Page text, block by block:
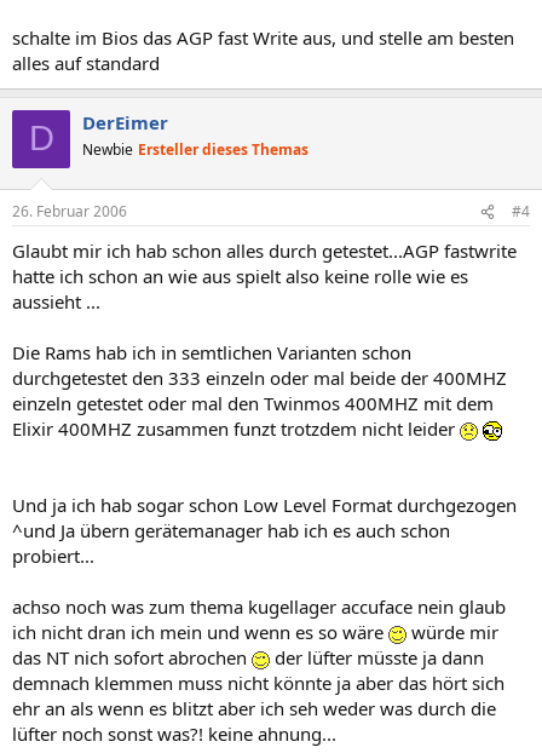
schalte im Bios das AGP fast Write aus, und stelle am besten
alles auf standard
D DerEimer
Newbie Ersteller dieses Themas
26. Februar 2006 #4
Glaubt mir ich hab schon alles durch getestet...AGP fastwrite
hatte ich schon an wie aus spielt also keine rolle wie es
aussieht ...
Die Rams hab ich in semtlichen Varianten schon
durchgetestet den 333 einzeln oder mal beide der 400MHZ
einzeln getestet oder mal den Twinmos 400MHZ mit dem
Elixir 400MHZ zusammen funzt trotzdem nicht leider
Und ja ich hab sogar schon Low Level Format durchgezogen
^und Ja übern gerätemanager hab ich es auch schon
probiert...
achso noch was zum thema kugellager accuface nein glaub
ich nicht dran ich mein und wenn es so wäre
würde mir
das NT nich sofort abrochen
der lüfter müsste ja dann
demnach klemmen muss nicht könnte ja aber das hört sich
ehr an als wenn es blitzt aber ich seh weder was durch die
lüfter noch sonst was?! keine ahnung...